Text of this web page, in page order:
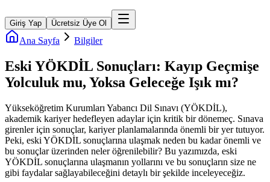
Giriş Yap Ücretsiz Üye Ol
Ana Sayfa Bilgiler
Eski YÖKDİL Sonuçları: Kayıp Geçmişe
Yolculuk mu, Yoksa Geleceğe Işık mı?
Yükseköğretim Kurumları Yabancı Dil Sınavı (YÖKDİL),
akademik kariyer hedefleyen adaylar için kritik bir dönemeç. Sınava
girenler için sonuçlar, kariyer planlamalarında önemli bir yer tutuyor.
Peki, eski YÖKDİL sonuçlarına ulaşmak neden bu kadar önemli ve
bu sonuçlar üzerinden neler öğrenilebilir? Bu yazımızda, eski
YÖKDİL sonuçlarına ulaşmanın yollarını ve bu sonuçların size ne
gibi faydalar sağlayabileceğini detaylı bir şekilde inceleyeceğiz.